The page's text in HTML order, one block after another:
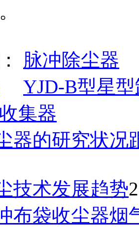
脉冲除尘器
YJD-B型星
集器
器的研究状况
技术发展趋势
布袋收尘器烟